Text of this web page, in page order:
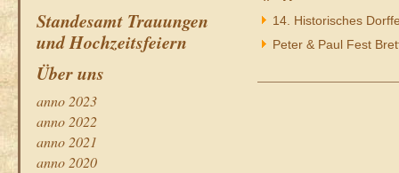
Standesamt Trauungen
und Hochzeitsfeiern
Über uns
anno 2023
anno 2022
anno 2021
anno 2020
14. Historisches
Peter & Paul Fest